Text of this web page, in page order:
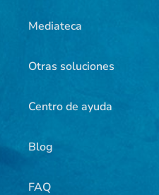
Mediateca
Otras soluciones
Centro de ayuda
Blog
FAQ